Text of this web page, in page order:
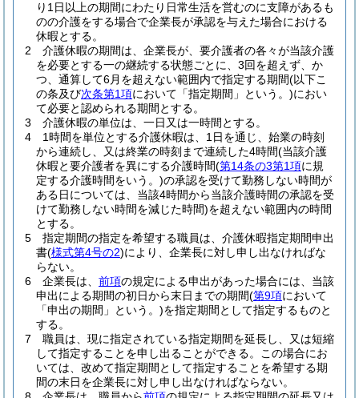
り1日以上の期間にわたり日常生活を営むのに支障があるも
のの介護をする場合で企業長が承認を与えた場合における
休暇とする。
2
介護休暇の期間は、企業長が、要介護者の各々が当該介護
を必要とする一の継続する状態ごとに、3回を超えず、か
つ、通算して6月を超えない範囲内で指定する期間(以下こ
の条及び次条第1項において「指定期間」という。)におい
て必要と認められる期間とする。
3
介護休暇の単位は、一日又は一時間とする。
4
1時間を単位とする介護休暇は、1日を通じ、始業の時刻
から連続し、又は終業の時刻まで連続した4時間(当該介護
休暇と要介護者を異にする介護時間(第14条の3第1項に規
定する介護時間をいう。)の承認を受けて勤務しない時間が
ある日については、当該4時間から当該介護時間の承認を受
けて勤務しない時間を減じた時間)を超えない範囲内の時間
とする。
5
指定期間の指定を希望する職員は、介護休暇指定期間申出
書(様式第4号の2)により、企業長に対し申し出なければな
らない。
6
企業長は、 前項の規定による申出があった場合には、当該
申出による期間の初日から末日までの期間(第9項において
「申出の期間」という。)を指定期間として指定するものと
する。
7
職員は、現に指定されている指定期間を延長し、又は短縮
して指定することを申し出ることができる。
この場合にお
いては、改めて指定期間として指定することを希望する期
間の末日を企業長に対し申し出なければならない。